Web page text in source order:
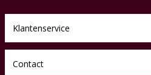
Klantenservice
Contact